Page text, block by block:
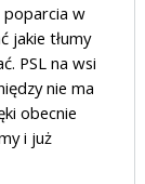
poparcia w
jakie tłumy
PSL na wsi
nie ma
obecnie
i już